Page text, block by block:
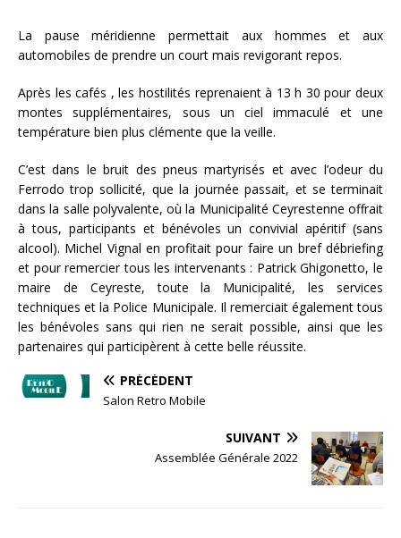
La pause méridienne permettait aux hommes et aux
automobiles de prendre un court mais revigorant repos.
Après les cafés , les hostilités reprenaient à 13 h 30 pour deux
montes supplémentaires, sous un ciel immaculé et une
température bien plus clémente que la veille.
C’est dans le bruit des pneus martyrisés et avec l’odeur du
Ferrodo trop sollicité, que la journée passait, et se terminait
dans la salle polyvalente, où la Municipalité Ceyrestenne offrait
à tous, participants et bénévoles un convivial apéritif (sans
alcool). Michel Vignal en profitait pour faire un bref débriefing
et pour remercier tous les intervenants : Patrick Ghigonetto, le
maire de Ceyreste, toute la Municipalité, les services
techniques et la Police Municipale. Il remerciait également tous
les bénévoles sans qui rien ne serait possible, ainsi que les
partenaires qui participèrent à cette belle réussite.
PRÉCÉDENT
Salon Retro Mobile
SUIVANT
Assemblée Générale 2022